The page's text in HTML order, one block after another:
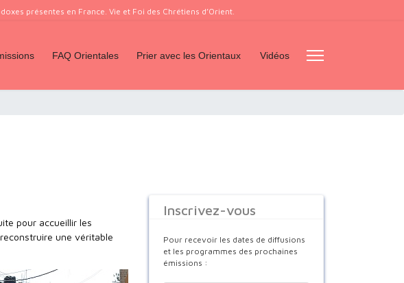
présentes en France. Vie et Foi des Chrétiens d’Orient.
FAQ Orientales Prier avec les Orientaux Vidéos
pour accueillir les
une véritable
Inscrivez-vous
Pour recevoir les dates de diffusions
et les programmes des prochaines
émissions :